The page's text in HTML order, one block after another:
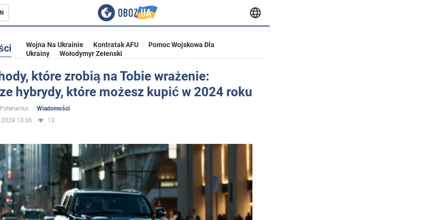
Ukrainie
Wojna Na Ukrainie Kontratak AFU
Pomoc Wojskowa Dla
Ukrainy
Wołodymyr Zełenski
które zrobią na Tobie wrażenie:
hybrydy, które możesz kupić w 2024 roku
Wiadomości
13:36
13